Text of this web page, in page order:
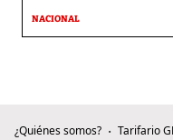
NACIONAL
¿Quiénes somos? Tarifario